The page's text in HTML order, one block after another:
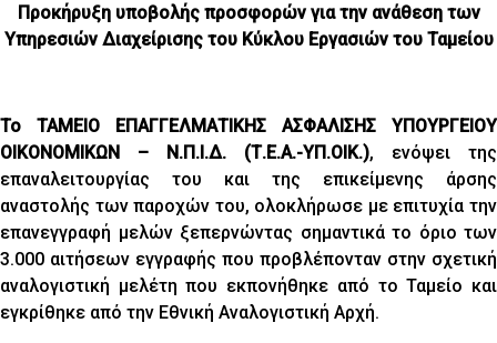
Προκήρυξη υποβολής προσφορών για την ανάθεση των
Υπηρεσιών Διαχείρισης του Κύκλου Εργασιών του Ταμείου
Το ΤΑΜΕΙΟ ΕΠΑΓΓΕΛΜΑΤΙΚΗΣ ΑΣΦΑΛΙΣΗΣ ΥΠΟΥΡΓΕΙΟΥ
ΟΙΚΟΝΟΜΙΚΩΝ – Ν.Π.Ι.Δ. (Τ.Ε.Α.-ΥΠ.ΟΙΚ.), ενόψει της
επαναλειτουργίας του και της επικείμενης άρσης
αναστολής των παροχών του, ολοκλήρωσε με επιτυχία την
επανεγγραφή μελών ξεπερνώντας σημαντικά το όριο των
3.000 αιτήσεων εγγραφής που προβλέπονταν στην σχετική
αναλογιστική μελέτη που εκπονήθηκε από το Ταμείο και
εγκρίθηκε από την Εθνική Αναλογιστική Αρχή.